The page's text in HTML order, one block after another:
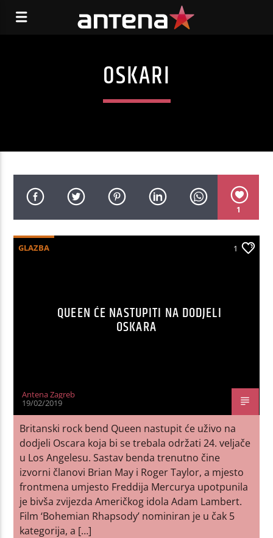
OSKARI
1
GLAZBA 1
QUEEN ĆE NASTUPITI NA DODJELI
OSKARA
Antena Zagreb
19/02/2019
Britanski rock bend Queen nastupit će uživo na
dodjeli Oscara koja bi se trebala održati 24. veljače
u Los Angelesu. Sastav benda trenutno čine
izvorni članovi Brian May i Roger Taylor, a mjesto
frontmena umjesto Freddija Mercurya upotpunila
je bivša zvijezda Američkog idola Adam Lambert.
Film ‘Bohemian Rhapsody’ nominiran je u čak 5
kategorija, a […]